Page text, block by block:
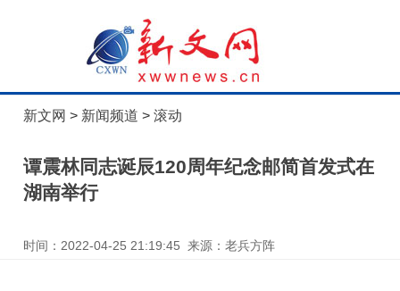
新文网 > 新闻频道 >滚动
谭震林同志诞辰120周年纪念邮简首发式在
湖南举行
时间：2022-04-25 21:19:45 来源：老兵方阵